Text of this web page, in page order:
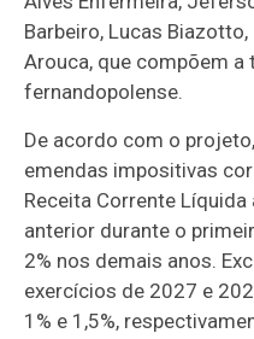
Barbeiro, Lucas
Arouca, que compõem
fernandopolense.
De acordo com o
emendas impositivas
Receita Corrente
anterior durante o
2% nos demais anos.
exercícios de 2027 e
1% e 1,5%,